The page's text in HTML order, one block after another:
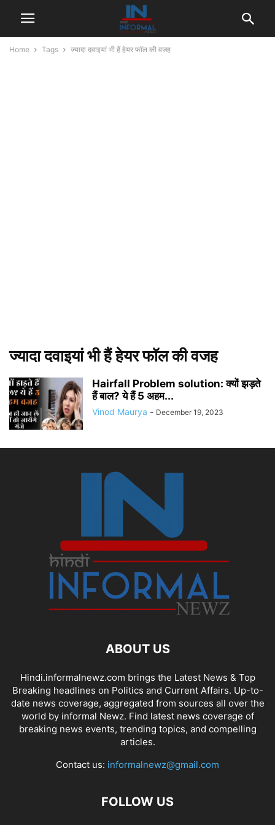
Home Tags ज्यादा दवाइयां भी हैं हेयर फॉल की वजह
ज्यादा दवाइयां भी हैं हेयर फॉल की वजह
Hairfall Problem solution: क्यों झड़ते
हैं बाल? ये हैं 5 अहम...
Vinod Maurya - December 19, 2023
ABOUT US
Hindi.informalnewz.com brings the Latest News & Top
Breaking headlines on Politics and Current Affairs. Up-to-
date news coverage, aggregated from sources all over the
world by informal Newz. Find latest news coverage of
breaking news events, trending topics, and compelling
articles.
Contact us: informalnewz@gmail.com
FOLLOW US